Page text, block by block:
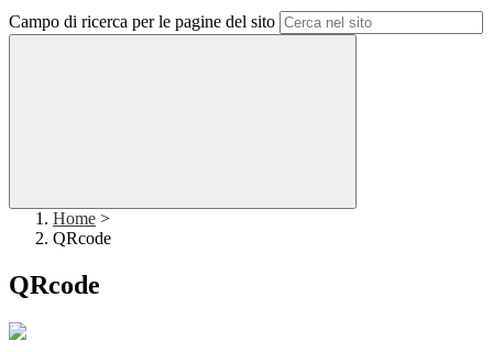
Campo di ricerca per le pagine del sito
Home >
QRcode
QRcode